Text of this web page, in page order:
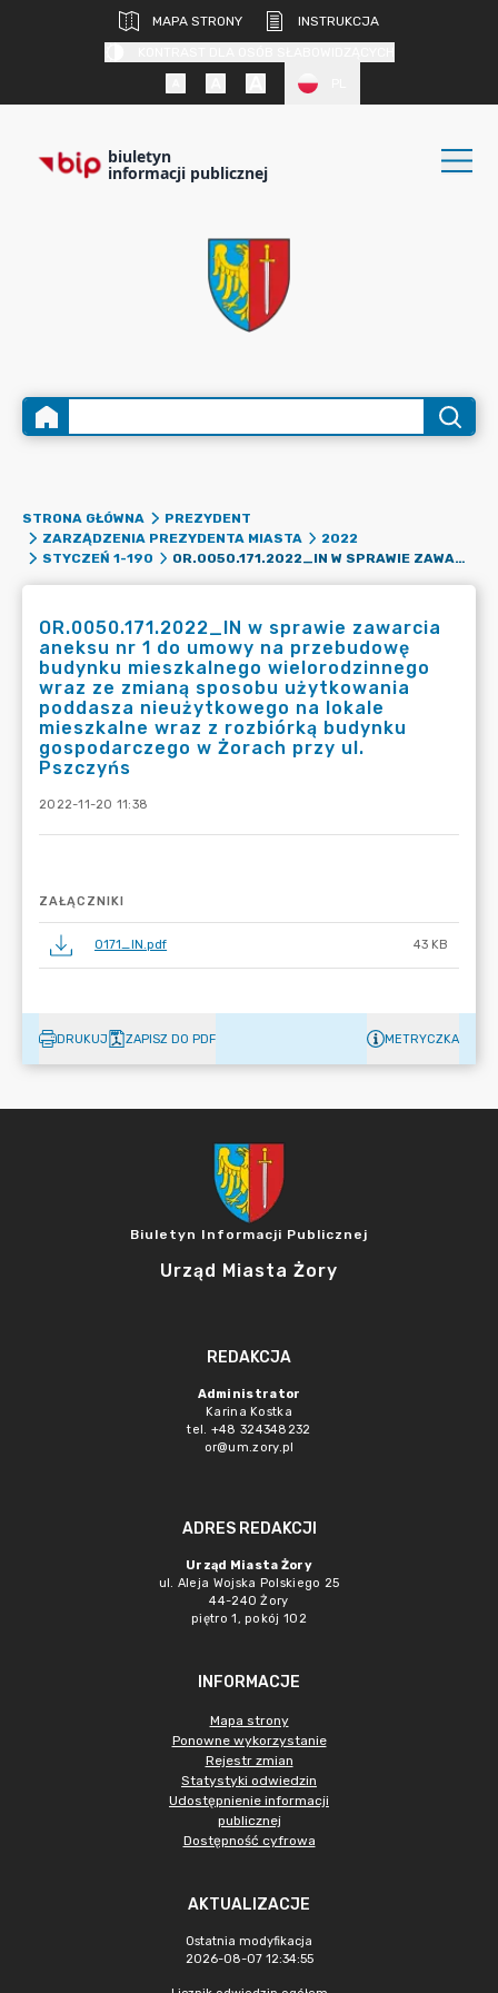
MAPA STRONY
INSTRUKCJA
biuletyn
informacji publicznej
STRONA GŁÓWNA
PREZYDENT
ZARZĄDZENIA PREZYDENTA MIASTA
2022
STYCZEŃ 1-190
OR.0050.171.2022_IN W SPRAWIE ZAWARCIA ANEKSU NR 1 DO UMOWY NA PRZEBUDOWĘ BUDYNKU MIESZKALNEGO WIELORODZINNEGO WRAZ ZE ZMIANĄ SPOSOBU UŻYTKOWANIA PODDASZA NIEUŻYTKOWEGO NA LOKALE MIESZKALNE WRAZ Z ROZBIÓRKĄ BUDYNKU GOSPODARCZEGO W ŻORACH PRZY UL. PSZCZYŃS
OR.0050.171.2022_IN w sprawie zawarcia
aneksu nr 1 do umowy na przebudowę
budynku mieszkalnego wielorodzinnego
wraz ze zmianą sposobu użytkowania
poddasza nieużytkowego na lokale
mieszkalne wraz z rozbiórką budynku
gospodarczego w Żorach przy ul.
Pszczyńs
2022-11-20 11:38
ZAŁĄCZNIKI
0171_IN.pdf 43 KB
DRUKUJ ZAPISZ DO PDF METRYCZKA
Biuletyn Informacji Publicznej
Urząd Miasta Żory
REDAKCJA
Administrator
Karina Kostka
tel. +48 324348232
or@um.zory.pl
ADRES REDAKCJI
Urząd Miasta Żory
ul. Aleja Wojska Polskiego 25
44-240 Żory
piętro 1, pokój 102
INFORMACJE
Mapa strony
Ponowne wykorzystanie
Rejestr zmian
Statystyki odwiedzin
Udostępnienie informacji
publicznej
Dostępność cyfrowa
AKTUALIZACJE
Ostatnia modyfikacja
2026-08-07 12:34:55